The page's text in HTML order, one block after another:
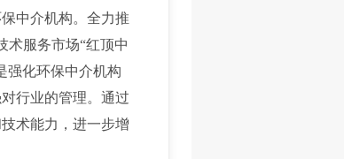
中介机构。全力推
术服务市场“红顶中
强化环保中介机构
行业的管理。通过
术能力，进一步增